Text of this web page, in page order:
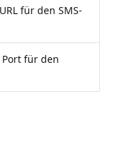
für den SMS-
für den